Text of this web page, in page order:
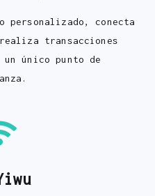
personalizado, conecta
transacciones
único punto de